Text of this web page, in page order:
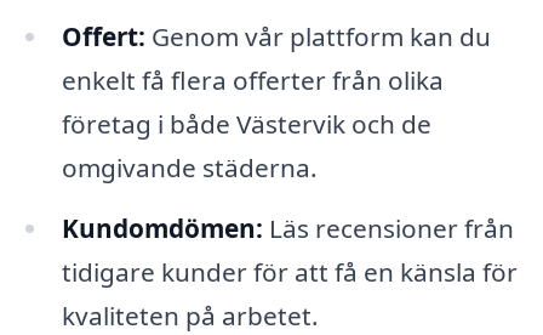
Offert: Genom vår plattform kan du
enkelt få flera offerter från olika
företag i både Västervik och de
omgivande städerna.
Kundomdömen: Läs recensioner från
tidigare kunder för att få en känsla för
kvaliteten på arbetet.